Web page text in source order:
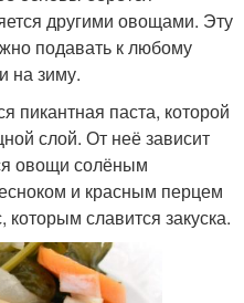
другими овощами. Эту
подавать к любому
на зиму.
пикантная паста, которой
слой. От неё зависит
овощи солёным
и красным перцем
которым славится закуска.